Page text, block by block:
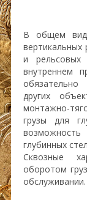
В общем
вертикальных
и
внутреннем
других
монтажно-
грузы для
глубинных
Сквозные
оборотом
обслуживании.